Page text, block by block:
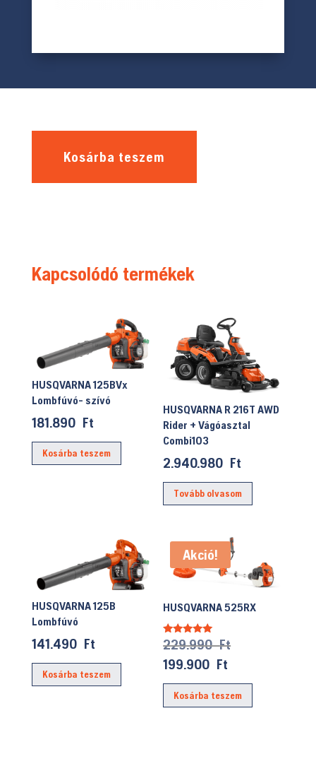
Kosárba teszem
Kapcsolódó termékek
HUSQVARNA 125BVx
Lombfúvó- szívó
181.890 Ft
Kosárba teszem
HUSQVARNA R 216T AWD
Rider + Vágóasztal
Combi103
2.940.980 Ft
Tovább olvasom
HUSQVARNA 125B
Lombfúvó
141.490 Ft
Kosárba teszem
Akció!
HUSQVARNA 525RX
Értékelés:
5.00
/ 5
229.990FtOriginal
was:
229.990 Ft.
199.900 Ft
price
is:
Kosárba teszem